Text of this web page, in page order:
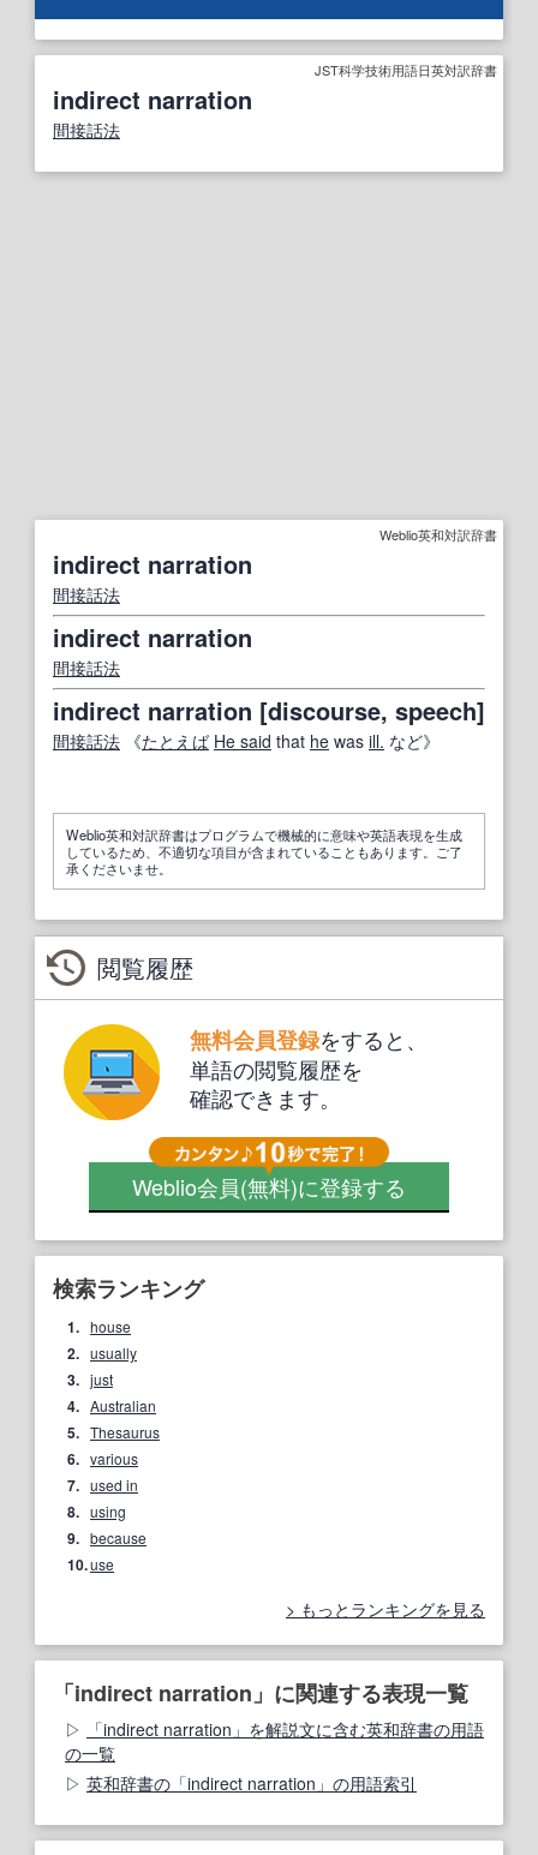
JST科学技術用語日英対訳辞書
indirect narration
間接話法
Weblio英和対訳辞書
indirect narration
間接話法
indirect narration
間接話法
indirect narration [discourse, speech]
間接話法 《たとえば He said that he was ill. など》
Weblio英和対訳辞書はプログラムで機械的に意味や英語表現を生成
しているため、不適切な項目が含まれていることもあります。ご了
承くださいませ。
閲覧履歴
無料会員登録をすると、
単語の閲覧履歴を
確認できます。
Weblio会員(無料)に登録する
検索ランキング
1. house
2. usually
3. just
4. Australian
5. Thesaurus
6. various
7. used in
8. using
9. because
10.use
もっとランキングを見る
「indirect narration」に関連する表現一覧
「indirect narration」を解説文に含む英和辞書の用語
の一覧
英和辞書の「indirect narration」の用語索引